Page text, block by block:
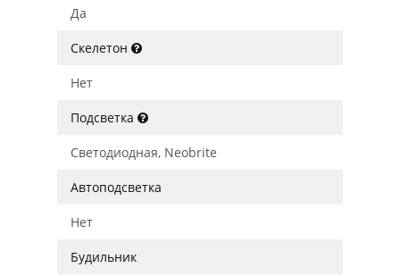
Да
Скелетон
Нет
Подсветка
Светодиодная, Neobrite
Автоподсветка
Нет
Будильник